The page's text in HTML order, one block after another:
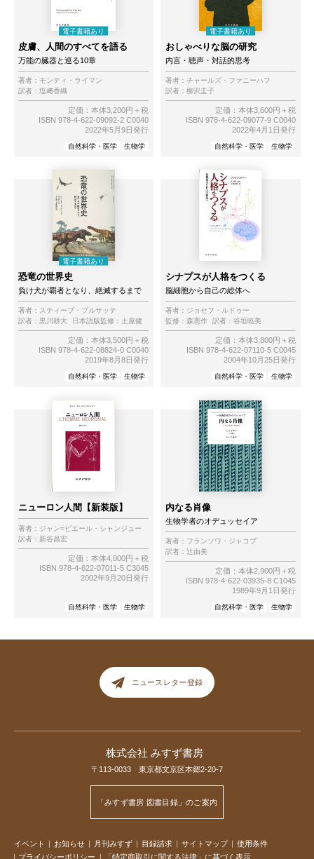
皮膚、人間のすべてを語る
万能の臓器と巡る10章
著者： モンティ・ライマン
訳者： 塩﨑香織
定価：本体3,200円＋税
ISBN 978-4-622-09092-2 C0040
2022年5月9日発行
自然科学・医学 生物学
おしゃべりな脳の研究
内言・聴声・対話的思考
著者： チャールズ・ファニーハフ
訳者： 柳沢圭子
定価：本体3,600円＋税
ISBN 978-4-622-09077-9 C0040
2022年4月1日発行
自然科学・医学 生物学
恐竜の世界史
負け犬が覇者となり、絶滅するまで
著者： スティーブ・ブルサッテ
訳者： 黒川耕大 日本語版監修： 土屋健
定価：本体3,500円＋税
ISBN 978-4-622-08824-0 C0040
2019年8月8日発行
自然科学・医学 生物学
シナプスが人格をつくる
脳細胞から自己の総体へ
著者： ジョセフ・ルドゥー
監修： 森憲作 訳者： 谷垣暁美
定価：本体3,800円＋税
ISBN 978-4-622-07110-5 C0045
2004年10月25日発行
自然科学・医学 生物学
ニューロン人間【新装版】
著者： ジャン=ピエール・シャンジュー
訳者： 新谷昌宏
定価：本体4,000円＋税
ISBN 978-4-622-07011-5 C3045
2002年9月20日発行
自然科学・医学 生物学
内なる肖像
生物学者のオデュッセイア
著者： フランソワ・ジャコブ
訳者： 辻由美
定価：本体2,900円＋税
ISBN 978-4-622-03935-8 C1045
1989年9月1日発行
自然科学・医学 生物学
ニュースレター登録
株式会社 みすず書房
〒113-0033 東京都文京区本郷2-20-7
「みすず書房 図書目録」のご案内
イベント お知らせ 月刊みすず 目録請求 サイトマップ
使用条件
プライバシーポリシー
「特定商取引に関する法律」に基づく表示